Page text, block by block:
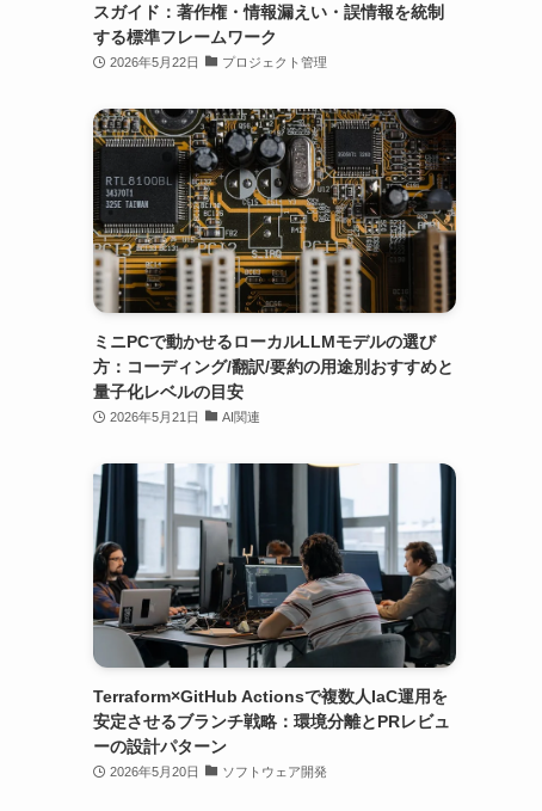
スガイド：著作権・情報漏えい・誤情報を統制
する標準フレームワーク
2026年5月22日 プロジェクト管理
ミニPCで動かせるローカルLLMモデルの選び
方：コーディング/翻訳/要約の用途別おすすめと
量子化レベルの目安
2026年5月21日 AI関連
Terraform×GitHub Actionsで複数人IaC運用を
安定させるブランチ戦略：環境分離とPRレビュ
ーの設計パターン
2026年5月20日 ソフトウェア開発